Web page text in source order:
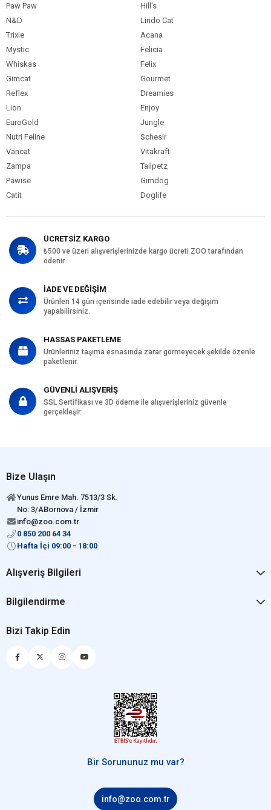
Paw Paw
Hill's
N&D
Lindo Cat
Trixie
Acana
Mystic
Felicia
Whiskas
Felix
Gimcat
Gourmet
Reflex
Dreamies
Lion
Enjoy
EuroGold
Jungle
Nutri Feline
Schesir
Vancat
Vitakraft
Zampa
Tailpetz
Pawise
Gimdog
Catit
Doglife
ÜCRETSİZ KARGO
₺500 ve üzeri alışverişlerinizde kargo ücreti ZOO tarafından
ödenir.
İADE VE DEĞİŞİM
Ürünleri 14 gün içerisinde iade edebilir veya değişim
yapabilirsiniz.
HASSAS PAKETLEME
Ürünleriniz taşıma esnasında zarar görmeyecek şekilde özenle
paketlenir.
GÜVENLİ ALIŞVERİŞ
SSL Sertifikası ve 3D ödeme ile alışverişleriniz güvenle
gerçekleşir.
Bize Ulaşın
Yunus Emre Mah. 7513/3 Sk.
No: 3/ABornova / İzmir
info@zoo.com.tr
0 850 200 64 34
Hafta İçi 09:00 - 18:00
Alışveriş Bilgileri
Bilgilendirme
Bizi Takip Edin
Bir Sorununuz mu var?
info@zoo.com.tr